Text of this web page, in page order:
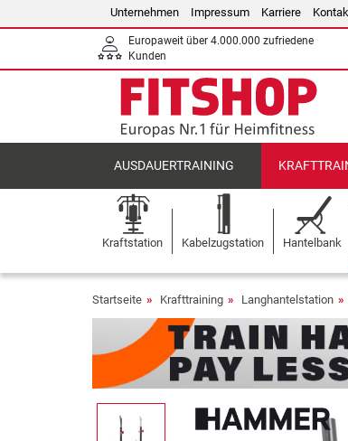
Unternehmen Impressum Karriere
Europaweit über 4.000.000 zufriedene
Kunden
AUSDAUERTRAINING
Kraftstation Kabelzugstation Hantelbank
Startseite Krafttraining Langhantelstation